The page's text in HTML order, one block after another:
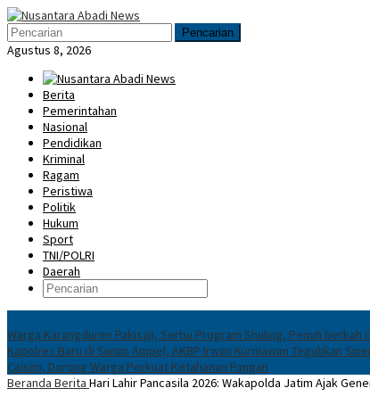
Loncat
ke
konten
Menu
Mobile
Pencarian
Agustus 8, 2026
Berita
Pemerintahan
Nasional
Pendidikan
Kriminal
Ragam
Peristiwa
Politik
Hukum
Sport
TNI/POLRI
Daerah
Warga Karangduren Pakisaji, Serbu Program Shuling, Penuh berkah
Kapolres Baru di Sunan Ampel, AKBP Irwan Kurniawan Teguhkan
Caisim, Dorong Warga Perkuat Ketahanan Pangan
Beranda Berita Hari Lahir Pancasila 2026: Wakapolda Jatim Ajak